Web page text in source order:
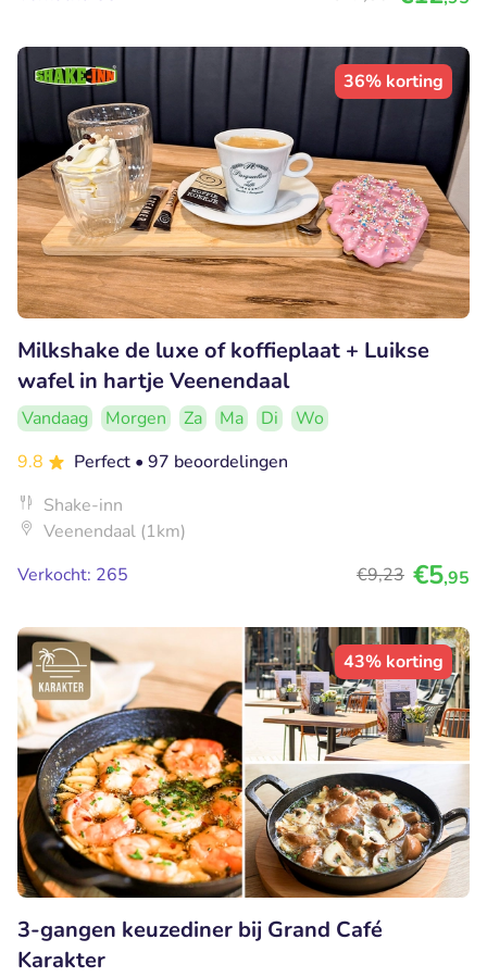
36% korting
Milkshake de luxe of koffieplaat + Luikse
wafel in hartje Veenendaal
Vandaag Morgen Za Ma Di
Wo
9.8
Perfect • 97 beoordelingen
Shake-inn
Veenendaal (1km)
Verkocht: 265
€9,23 €5,95
43% korting
3-gangen keuzediner bij Grand Café
Karakter